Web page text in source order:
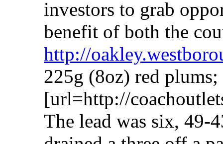
investors to grab
benefit of both the
http://
225g (8oz) red plums;
[url=http://
The lead was six, 49-